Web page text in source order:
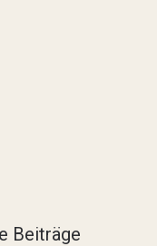
Beiträge